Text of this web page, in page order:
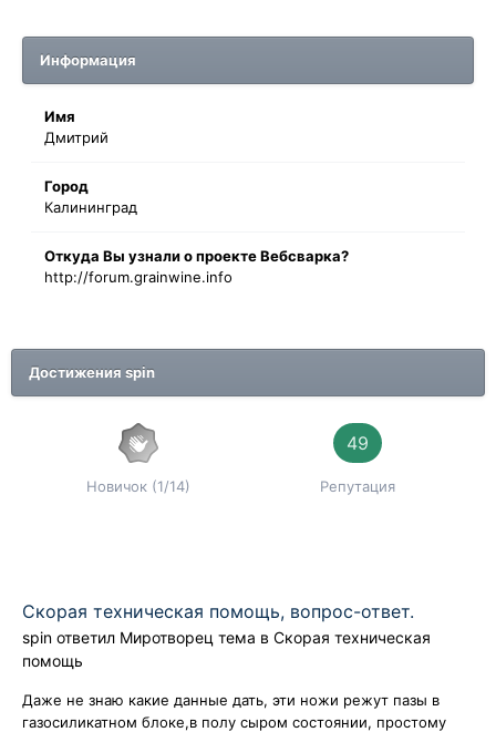
Информация
Имя
Дмитрий
Город
Калининград
Oткyдa Вы узнaли o проекте Вебсварка?
http://forum.grainwine.info
Достижения spin
Новичок (1/14)
49
Репутация
Скорая техническая помощь, вопрос-ответ.
spin ответил Миротворец тема в Скорая техническая
помощь
Даже не знаю какие данные дать, эти ножи режут пазы в
газосиликатном блоке,в полу сыром состоянии, простому